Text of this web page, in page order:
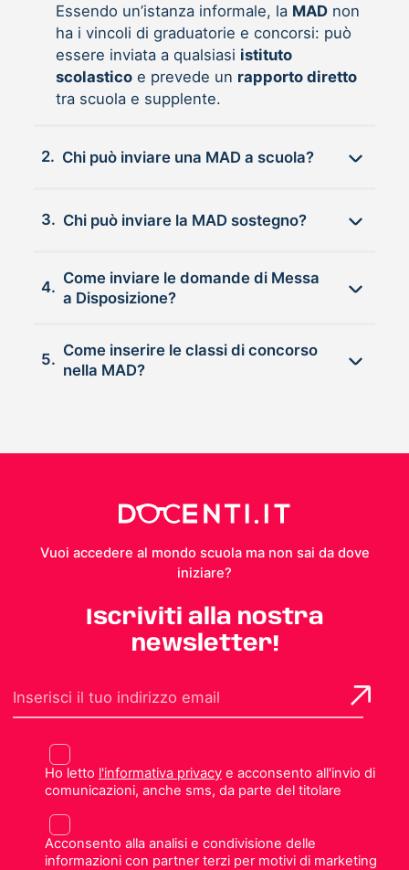
Essendo un’istanza informale, la MADnon
ha i vincoli di graduatorie e concorsi: può
essere inviata a qualsiasi istituto
scolasticoe prevede un rapporto diretto
tra scuola e supplente.
2. Chi può inviare una MAD a scuola?
3. Chi può inviare la MAD sostegno?
4.
Come inviare le domande di Messa
a Disposizione?
5.
Come inserire le classi di concorso
nella MAD?
Vuoi accedere al mondo scuola ma non sai da dove
iniziare?
Iscriviti alla nostra
newsletter!
Ho letto l'informativa privacye acconsento all'invio di
comunicazioni, anche sms, da parte del titolare
Acconsento alla analisi e condivisione delle
informazioni con partner terzi per motivi di marketing